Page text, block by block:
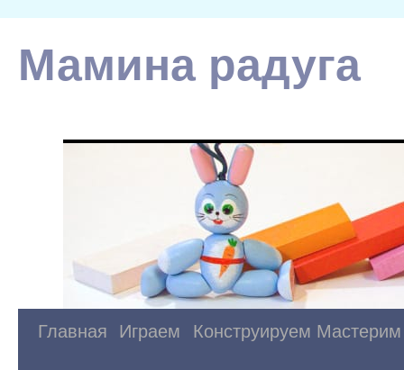
Мамина радуга
Главная Играем Конструируем Мастерим